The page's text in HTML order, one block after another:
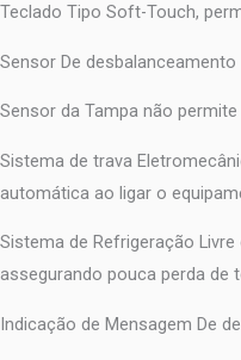
Teclado Tipo Soft-Touch,
Sensor De desbalanceamento
Sensor da Tampa não
Sistema de trava
automática ao ligar o
Sistema de Refrigeração
assegurando pouca perda de
Indicação de Mensagem De